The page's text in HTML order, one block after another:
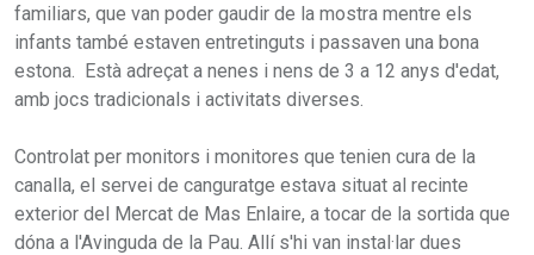
familiars, que van poder gaudir de la mostra mentre els
infants també estaven entretinguts i passaven una bona
estona. Està adreçat a nenes i nens de 3 a 12 anys d'edat,
amb jocs tradicionals i activitats diverses.
Controlat per monitors i monitores que tenien cura de la
canalla, el servei de canguratge estava situat al recinte
exterior del Mercat de Mas Enlaire, a tocar de la sortida que
dóna a l'Avinguda de la Pau. Allí s'hi van instal·lar dues